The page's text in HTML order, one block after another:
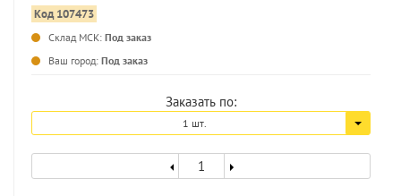
Код 107473
Склад МСК: Под заказ
Ваш город: Под заказ
Заказать по:
1 шт.